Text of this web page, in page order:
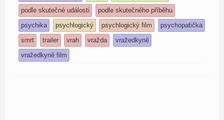
podle skutečné události
podle skutečného příběhu
psychika
psychlogický psychlogický film
psychopatička
smrt
trailer vrah vražda
vražedkyně
vražedkyně film